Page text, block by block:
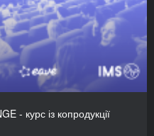
- курс із копродукції